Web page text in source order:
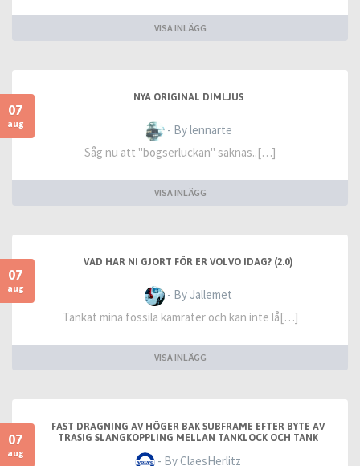
VISA INLÄGG
07
aug
NYA ORIGINAL DIMLJUS
- By lennarte
Såg nu att "bogserluckan" saknas..[…]
VISA INLÄGG
07
aug
VAD HAR NI GJORT FÖR ER VOLVO IDAG? (2.0)
- By Jallemet
Tankat mina fossila kamrater och kan inte lå[…]
VISA INLÄGG
07
aug
FAST DRAGNING AV HÖGER BAK SUBFRAME EFTER BYTE AV
TRASIG SLANGKOPPLING MELLAN TANKLOCK OCH TANK
- By ClaesHerlitz